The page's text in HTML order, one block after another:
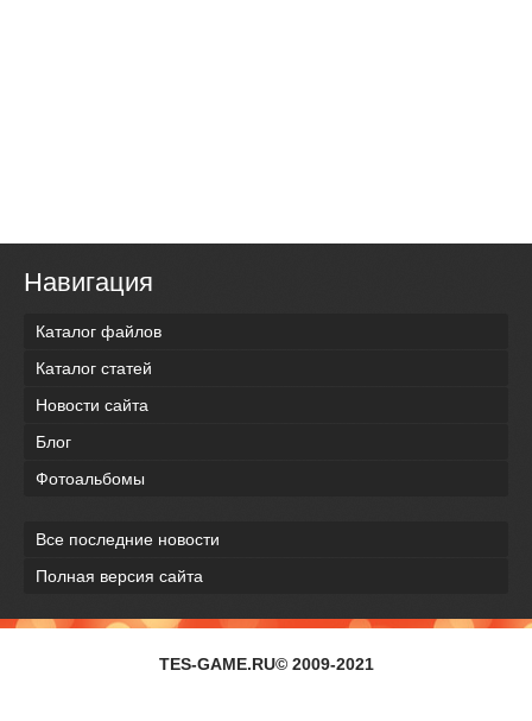
Навигация
Каталог файлов
Каталог статей
Новости сайта
Блог
Фотоальбомы
Все последние новости
Полная версия сайта
TES-GAME.RU© 2009-2021